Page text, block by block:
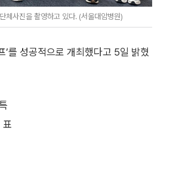
체사진을 촬영하고 있다. (서울대암병원)
를 성공적으로 개최했다고 5일 밝혔
표